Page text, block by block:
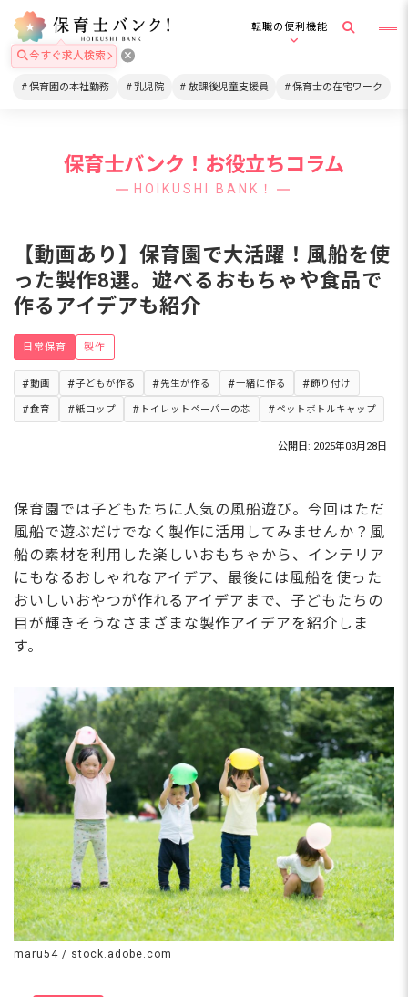
転職の便利機能
今すぐ求人検索
保育園の本社勤務 乳児院 放課後児童支援員 保育士の在宅ワーク
保育士バンク！お役立ちコラム
HOIKUSHI BANK！
【動画あり】保育園で大活躍！風船を使
った製作8選。遊べるおもちゃや食品で
作るアイデアも紹介
日常保育 製作
動画 子どもが作る 先生が作る 一緒に作る 飾り付け
食育 紙コップ トイレットペーパーの芯 ペットボトルキャップ
公開日: 2025年03月28日
保育園では子どもたちに人気の風船遊び。今回はただ
風船で遊ぶだけでなく製作に活用してみませんか？風
船の素材を利用した楽しいおもちゃから、インテリア
にもなるおしゃれなアイデア、最後には風船を使った
おいしいおやつが作れるアイデアまで、子どもたちの
目が輝きそうなさまざまな製作アイデアを紹介しま
す。
maru54 / stock.adobe.com